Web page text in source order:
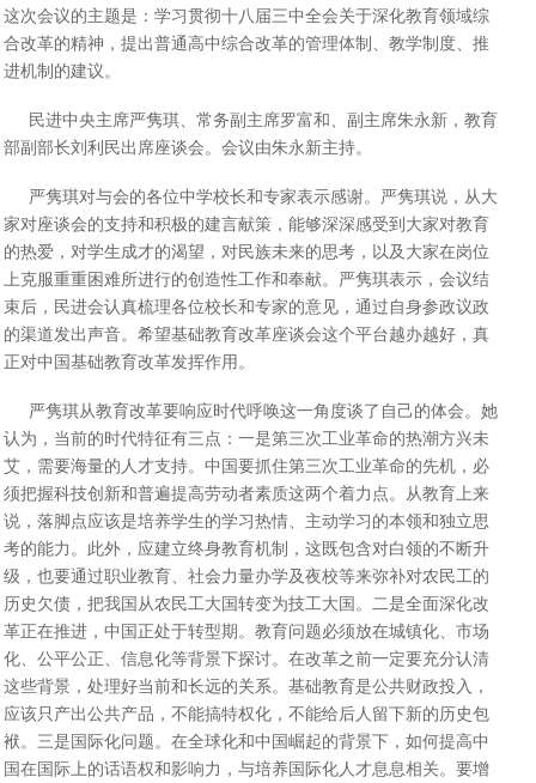
这次会议的主题是：学习贯彻十八届三中全会关于深化教育领域综
合改革的精神，提出普通高中综合改革的管理体制、教学制度、推
进机制的建议。
民进中央主席严隽琪、常务副主席罗富和、副主席朱永新，教育
部副部长刘利民出席座谈会。会议由朱永新主持。
严隽琪对与会的各位中学校长和专家表示感谢。严隽琪说，从大
家对座谈会的支持和积极的建言献策，能够深深感受到大家对教育
的热爱，对学生成才的渴望，对民族未来的思考，以及大家在岗位
上克服重重困难所进行的创造性工作和奉献。严隽琪表示，会议结
束后，民进会认真梳理各位校长和专家的意见，通过自身参政议政
的渠道发出声音。希望基础教育改革座谈会这个平台越办越好，真
正对中国基础教育改革发挥作用。
严隽琪从教育改革要响应时代呼唤这一角度谈了自己的体会。她
认为，当前的时代特征有三点：一是第三次工业革命的热潮方兴未
艾，需要海量的人才支持。中国要抓住第三次工业革命的先机，必
须把握科技创新和普遍提高劳动者素质这两个着力点。从教育上来
说，落脚点应该是培养学生的学习热情、主动学习的本领和独立思
考的能力。此外，应建立终身教育机制，这既包含对白领的不断升
级，也要通过职业教育、社会力量办学及夜校等来弥补对农民工的
历史欠债，把我国从农民工大国转变为技工大国。二是全面深化改
革正在推进，中国正处于转型期。教育问题必须放在城镇化、市场
化、公平公正、信息化等背景下探讨。在改革之前一定要充分认清
这些背景，处理好当前和长远的关系。基础教育是公共财政投入，
应该只产出公共产品，不能搞特权化，不能给后人留下新的历史包
袱。三是国际化问题。在全球化和中国崛起的背景下，如何提高中
国在国际上的话语权和影响力，与培养国际化人才息息相关。要增